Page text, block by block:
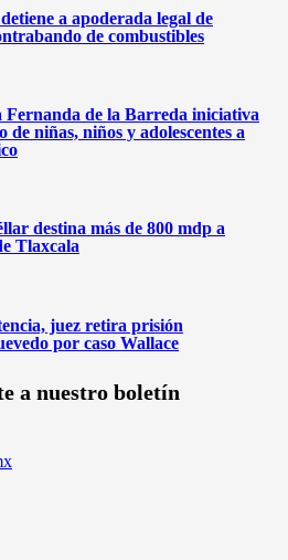
a apoderada legal de
de combustibles
de la Barreda iniciativa
niñas, niños y adolescentes a
destina más de 800 mdp a
Tlaxcala
juez retira prisión
por caso Wallace
a nuestro boletín